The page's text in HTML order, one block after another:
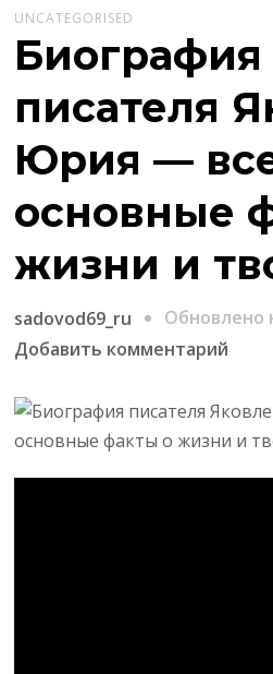
UNCATEGORISED
Биография
писателя
Юрия —
основные
жизни и
sadovod69_ru Обновлено
Добавить комментарий